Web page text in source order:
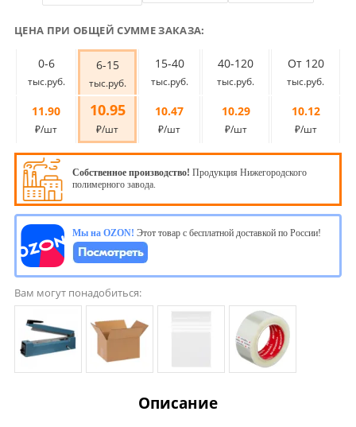
ЦЕНА ПРИ ОБЩЕЙ СУММЕ ЗАКАЗА:
0-6
тыс.руб.
6-15
тыс.руб.
15-40
тыс.руб.
40-120
тыс.руб.
От 120
тыс.руб.
11.90
₽/шт
10.95
₽/шт
10.47
₽/шт
10.29
₽/шт
10.12
₽/шт
Собственное производство! Продукция Нижегородского
полимерного завода.
Мы на OZON! Этот товар с бесплатной доставкой по России!
Вам могут понадобиться:
Описание